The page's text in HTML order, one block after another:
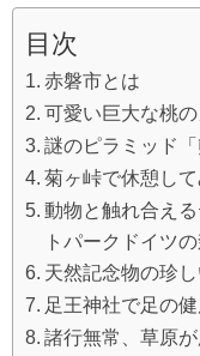
目次
赤磐市とは
可愛い巨大な桃
謎のピラミッド
菊ヶ峠で休憩し
動物と触れ合え
トパークドイツの
天然記念物の珍
足王神社で足の
諸行無常、草原